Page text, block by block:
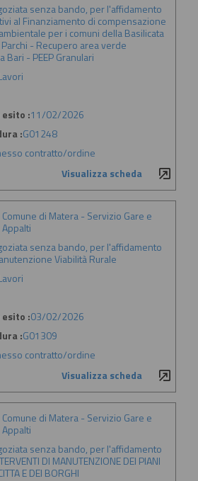
senza bando, per l'affidamento
al Finanziamento di compensazione
per i comuni della Basilicata
- Recupero area verde
Bari - PEEP Granulari
:11/02/2026
:G01248
contratto/ordine
Visualizza scheda
Comune di Matera - Servizio Gare e
Appalti
senza bando, per l'affidamento
Viabilità Rurale
:03/02/2026
:G01309
contratto/ordine
Visualizza scheda
Comune di Matera - Servizio Gare e
Appalti
senza bando, per l'affidamento
DI MANUTENZIONE DEI PIANI
E DEI BORGHI